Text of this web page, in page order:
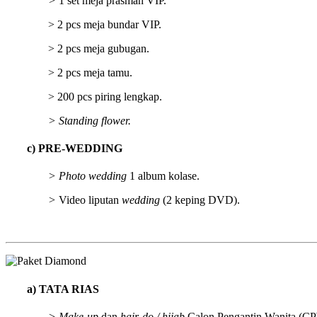
> 2 pcs meja bundar VIP.
> 2 pcs meja gubugan.
> 2 pcs meja tamu.
> 200 pcs piring lengkap.
> Standing flower.
c) PRE-WEDDING
> Photo wedding 1 album kolase.
> Video liputan wedding (2 keping DVD).
a) TATA RIAS